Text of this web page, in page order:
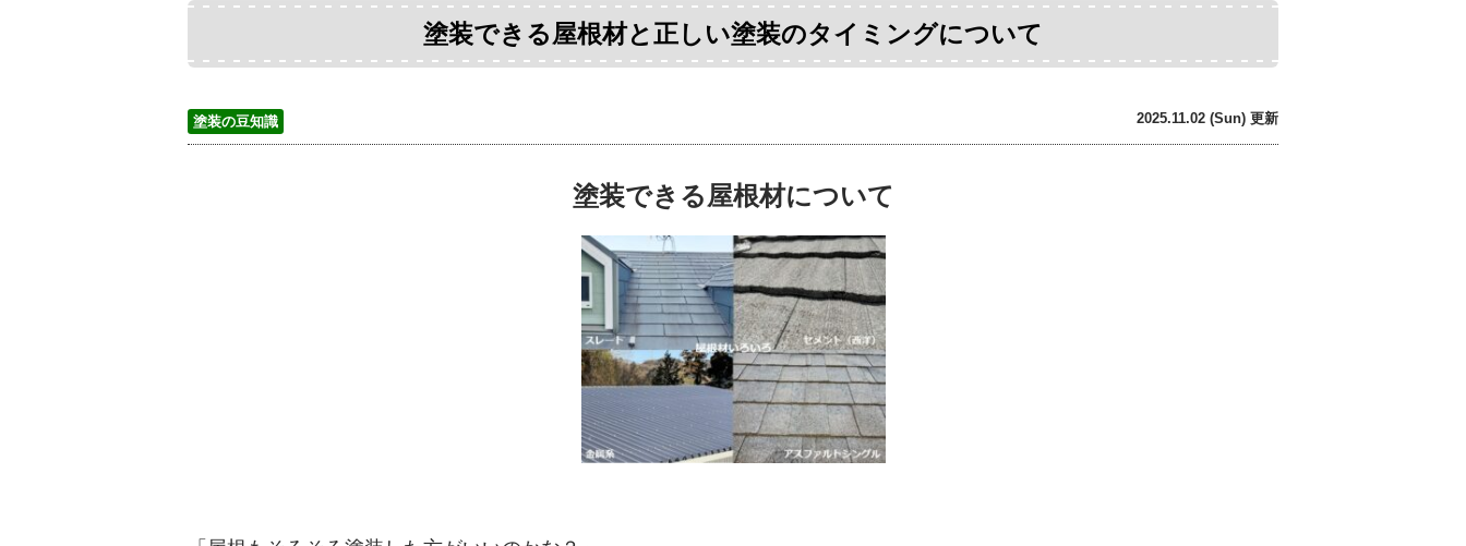
塗装できる屋根材と正しい塗装のタイミングについて
塗装の豆知識 2025.11.02 (Sun) 更新
塗装できる屋根材について